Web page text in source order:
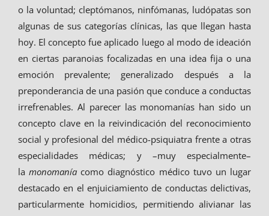
o la voluntad; cleptómanos, ninfómanas, ludópatas son
algunas de sus categorías clínicas, las que llegan hasta
hoy. El concepto fue aplicado luego al modo de ideación
en ciertas paranoias focalizadas en una idea fija o una
emoción prevalente; generalizado después a la
preponderancia de una pasión que conduce a conductas
irrefrenables. Al parecer las monomanías han sido un
concepto clave en la reivindicación del reconocimiento
social y profesional del médico-psiquiatra frente a otras
especialidades médicas; y –muy especialmente–
lamonomanía como diagnóstico médico tuvo un lugar
destacado en el enjuiciamiento de conductas delictivas,
particularmente homicidios, permitiendo alivianar las